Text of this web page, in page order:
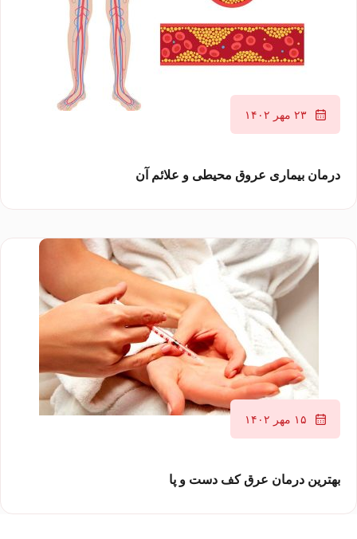
۲۳ مهر ۱۴۰۲
درمان بیماری عروق محیطی و علائم آن
۱۵ مهر ۱۴۰۲
بهترین درمان عرق کف دست و پا